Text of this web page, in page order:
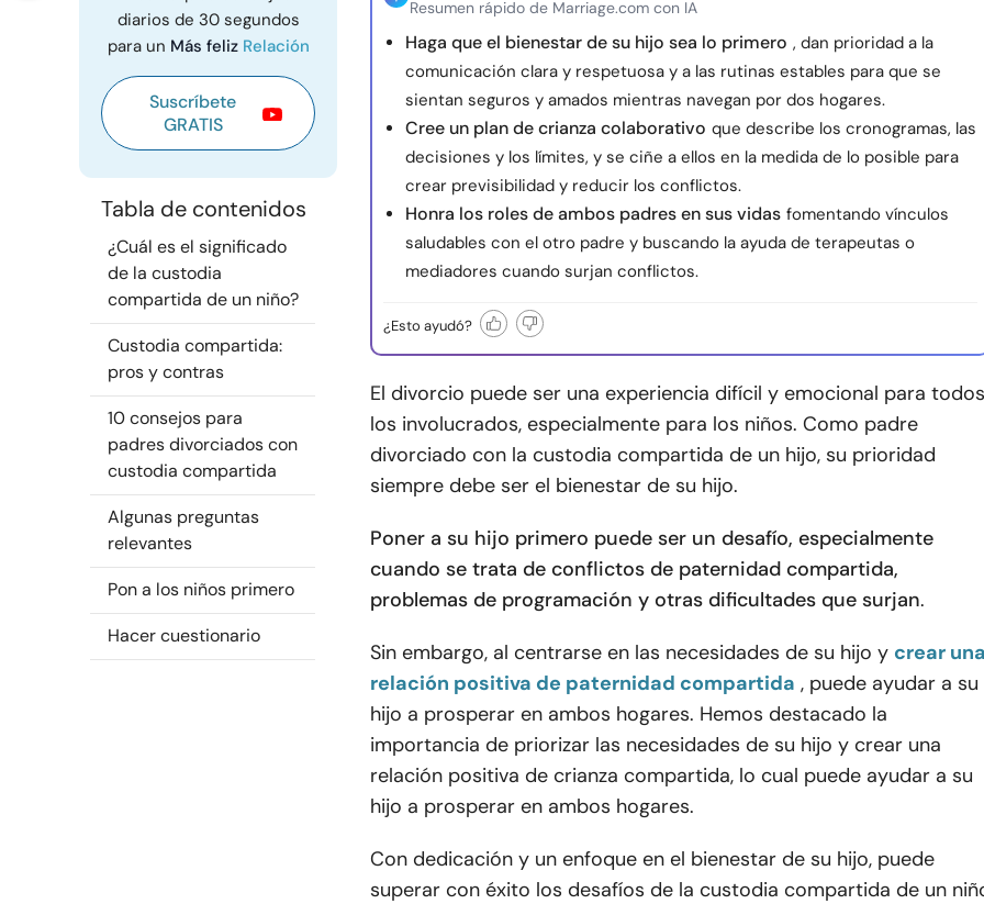
diarios de 30 segundos
para un Más feliz Relación
Suscríbete
GRATIS
Tabla de contenidos
¿Cuál es el significado
de la custodia
compartida de un niño?
Custodia compartida:
pros y contras
10 consejos para
padres divorciados con
custodia compartida
Algunas preguntas
relevantes
Pon a los niños primero
Hacer cuestionario
Resumen rápido de Marriage.com con IA
Haga que el bienestar de su hijo sea lo primero , dan prioridad a la
comunicación clara y respetuosa y a las rutinas estables para que se
sientan seguros y amados mientras navegan por dos hogares.
Cree un plan de crianza colaborativo que describe los cronogramas, las
decisiones y los límites, y se ciñe a ellos en la medida de lo posible para
crear previsibilidad y reducir los conflictos.
Honra los roles de ambos padres en sus vidas fomentando vínculos
saludables con el otro padre y buscando la ayuda de terapeutas o
mediadores cuando surjan conflictos.
¿Esto ayudó?
El divorcio puede ser una experiencia difícil y emocional para todos
los involucrados, especialmente para los niños. Como padre
divorciado con la custodia compartida de un hijo, su prioridad
siempre debe ser el bienestar de su hijo.
Poner a su hijo primero puede ser un desafío, especialmente
cuando se trata de conflictos de paternidad compartida,
problemas de programación y otras dificultades que surjan.
Sin embargo, al centrarse en las necesidades de su hijo y crear
relación positiva de paternidad compartida , puede ayudar a su
hijo a prosperar en ambos hogares. Hemos destacado la
importancia de priorizar las necesidades de su hijo y crear una
relación positiva de crianza compartida, lo cual puede ayudar a su
hijo a prosperar en ambos hogares.
Con dedicación y un enfoque en el bienestar de su hijo, puede
superar con éxito los desafíos de la custodia compartida de un